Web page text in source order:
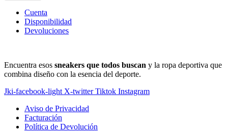
Cuenta
Disponibilidad
Devoluciones
Encuentra esos sneakers que todos buscan y la ropa deportiva que
combina diseño con la esencia del deporte.
Jki-facebook-light X-twitter Tiktok Instagram
Aviso de Privacidad
Facturación
Política de Devolución